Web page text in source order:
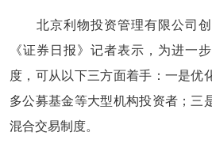
北京利物投资管理有限公司创
《证券日报》记者表示，为进一
度，可从以下三方面着手：一是优
多公募基金等大型机构投资者；三
混合交易制度。